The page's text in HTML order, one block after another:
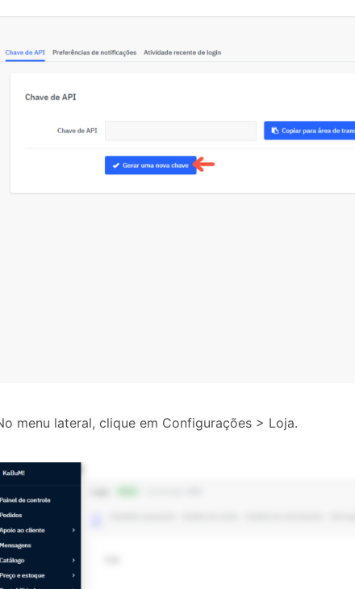
menu lateral, clique em Configurações > Loja.